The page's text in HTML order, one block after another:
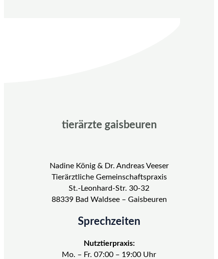
tierärzte gaisbeuren
Nadine König & Dr. Andreas Veeser
Tierärztliche Gemeinschaftspraxis
St.-Leonhard-Str. 30-32
88339 Bad Waldsee – Gaisbeuren
Sprechzeiten
Nutztierpraxis:
Mo. – Fr. 07:00 – 19:00 Uhr